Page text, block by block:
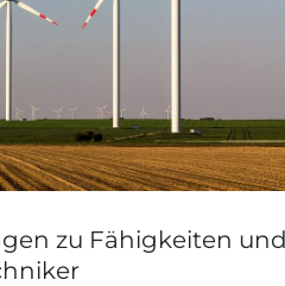
zu Fähigkeiten